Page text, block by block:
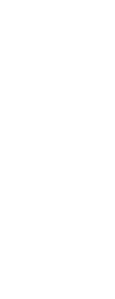
送日数内に発送してい
ます
ます